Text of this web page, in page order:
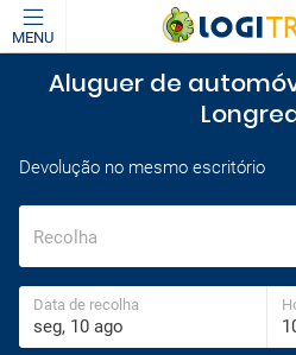
MENU
Aluguer de
Devolução no mesmo escritório
Recolha
Data de recolha